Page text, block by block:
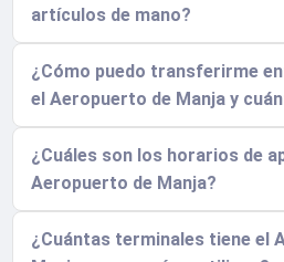
artículos de mano?
¿Cómo puedo transferirme
el Aeropuerto de Manja y
¿Cuáles son los horarios de
Aeropuerto de Manja?
¿Cuántas terminales tiene el